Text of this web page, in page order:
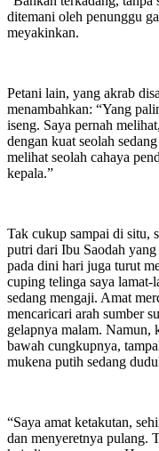
ditemani oleh penunggu
meyakinkan.
Petani lain, yang akrab
menambahkan: “Yang
iseng. Saya pernah
dengan kuat seolah
melihat seolah cahaya
kepala.”
Tak cukup sampai di situ,
putri dari Ibu Saodah
pada dini hari juga turut
cuping telinga saya lamat-
sedang mengaji. Amat
mencaricari arah sumber
gelapnya malam. Namun,
bawah cungkupnya,
mukena putih sedang
“Saya amat ketakutan,
dan menyeretnya pulang.